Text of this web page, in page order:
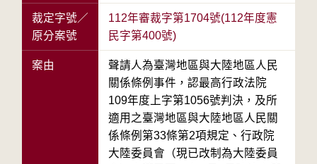
裁定字號／
原分案號
112年審裁字第1704號(112年度憲
民字第400號)
案由
聲請人為臺灣地區與大陸地區人民
關係條例事件，認最高行政法院
109年度上字第1056號判決，及所
適用之臺灣地區與大陸地區人民關
係條例第33條第2項規定、行政院
大陸委員會（現已改制為大陸委員